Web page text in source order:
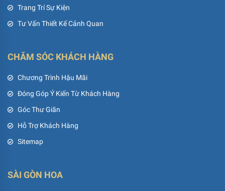
Trang Trí Sự Kiện
Tư Vấn Thiết Kế Cảnh Quan
CHĂM SÓC KHÁCH HÀNG
Chương Trình Hậu Mãi
Đóng Góp Ý Kiến Từ Khách Hàng
Góc Thư Giãn
Hỗ Trợ Khách Hàng
Sitemap
SÀI GÒN HOA